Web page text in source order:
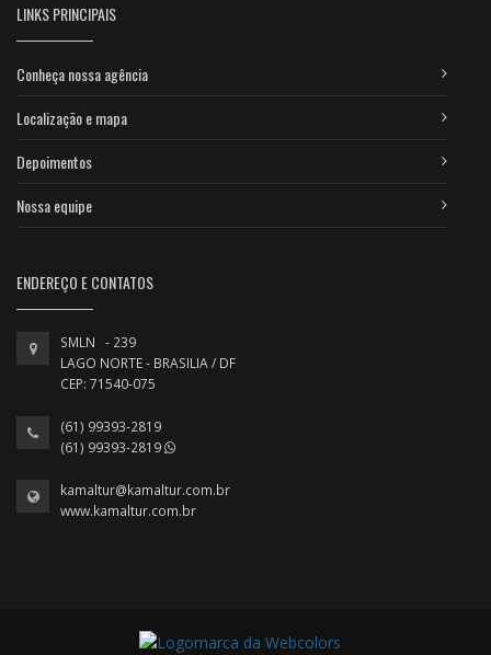
LINKS PRINCIPAIS
Conheça nossa agência
Localização e mapa
Depoimentos
Nossa equipe
ENDEREÇO E CONTATOS
SMLN - 239
LAGO NORTE - BRASILIA / DF
CEP: 71540-075
(61) 99393-2819
(61) 99393-2819
kamaltur@kamaltur.com.br
www.kamaltur.com.br